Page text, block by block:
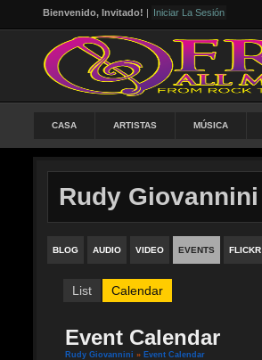
Bienvenido, Invitado! | Iniciar La Sesión
CASA ARTISTAS MÚSICA
Rudy Giovannini
BLOG AUDIO VIDEO EVENTS FLICKR
List Calendar
Event Calendar
Rudy Giovannini » Event Calendar